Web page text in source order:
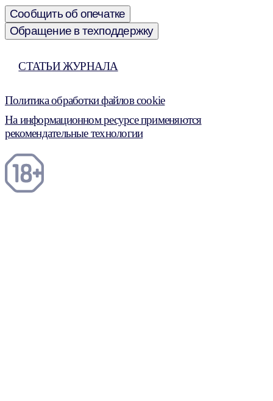
Сообщить об опечатке
Обращение в техподдержку
СТАТЬИ ЖУРНАЛА
Политика обработки файлов cookie
На информационном ресурсе применяются
рекомендательные технологии